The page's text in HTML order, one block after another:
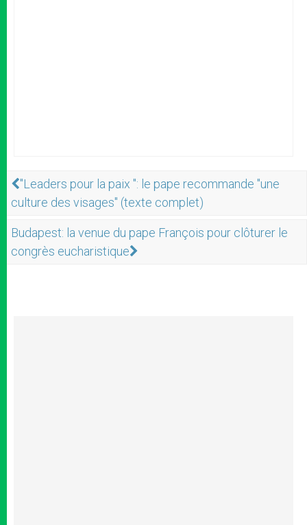
"Leaders pour la paix ": le pape recommande "une
culture des visages" (texte complet)
Budapest: la venue du pape François pour clôturer le
congrès eucharistique